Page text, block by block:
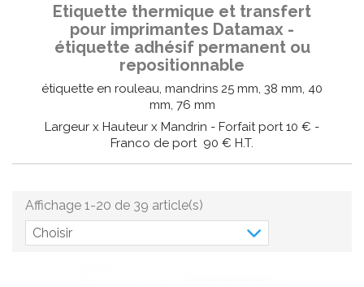
Etiquette thermique et transfert
pour imprimantes Datamax -
étiquette adhésif permanent ou
repositionnable
étiquette en rouleau, mandrins 25 mm, 38 mm, 40
mm, 76 mm
Largeur x Hauteur x Mandrin - Forfait port 10 € -
Franco de port 90 € H.T.
Choisir
Affichage 1-20 de 39 article(s)